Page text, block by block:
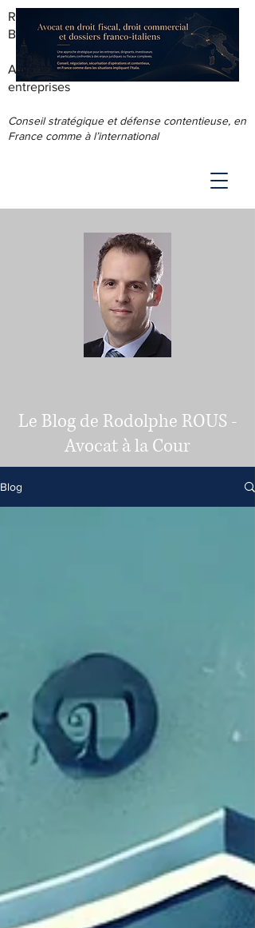
RODOLPHE ROUS - AVOCAT AU
BARREAU DE LYON
Accompagnement juridique & fiscal des
entreprises
Conseil stratégique et défense contentieuse, en
France comme à l’international
Le Blog de Rodolphe ROUS -
Avocat à la Cour
Blog